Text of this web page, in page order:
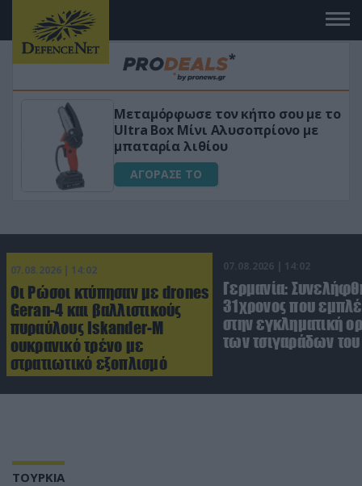
Μεταμόρφωσε τον κήπο σου με το
Ultra Box Μίνι Αλυσοπρίονο με
μπαταρία λιθίου
ΑΓΟΡΑΣΕ ΤΟ
07.08.2026 | 14:02
Οι Ρώσοι κτύπησαν με drones
Geran-4 και βαλλιστικούς
πυραύλους Iskander-M
ουκρανικό τρένο με
στρατιωτικό εξοπλισμό
07.08.2026 | 14:02
Γερμανία:
31χρονος που
στην εγκληματική
των τσιγαράδων του
ΤΟΥΡΚΙΑ